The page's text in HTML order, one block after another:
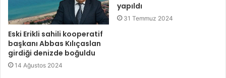
Eski Erikli sahili kooperatif
başkanı Abbas Kılıçaslan
girdiği denizde boğuldu
14 Ağustos 2024
yapıldı
31 Temmuz 2024